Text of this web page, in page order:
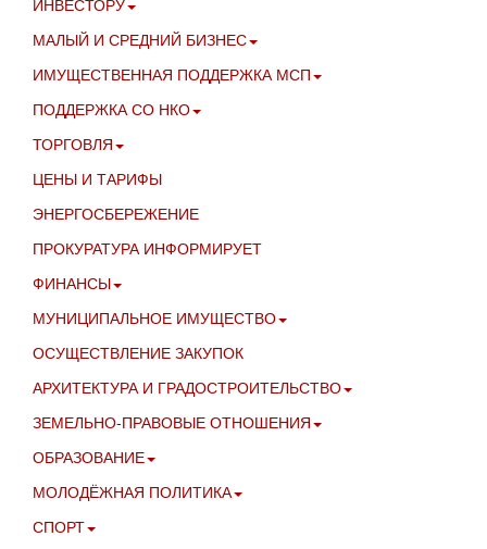
ИНВЕСТОРУ
МАЛЫЙ И СРЕДНИЙ БИЗНЕС
ИМУЩЕСТВЕННАЯ ПОДДЕРЖКА МСП
ПОДДЕРЖКА СО НКО
ТОРГОВЛЯ
ЦЕНЫ И ТАРИФЫ
ЭНЕРГОСБЕРЕЖЕНИЕ
ПРОКУРАТУРА ИНФОРМИРУЕТ
ФИНАНСЫ
МУНИЦИПАЛЬНОЕ ИМУЩЕСТВО
ОСУЩЕСТВЛЕНИЕ ЗАКУПОК
АРХИТЕКТУРА И ГРАДОСТРОИТЕЛЬСТВО
ЗЕМЕЛЬНО-ПРАВОВЫЕ ОТНОШЕНИЯ
ОБРАЗОВАНИЕ
МОЛОДЁЖНАЯ ПОЛИТИКА
СПОРТ